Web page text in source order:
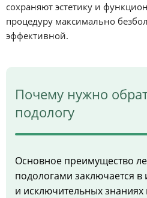
сохраняют эстетику и
процедуру максимально
эффективной.
Почему нужно
подологу
Основное преимущество
подологами заключается
и исключительных знаниях